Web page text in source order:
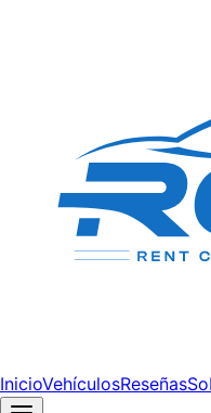
InicioVehículosReseñas